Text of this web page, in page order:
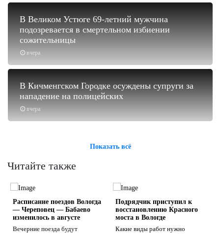
вчера
В Великом Устюге 69-летний мужчина
подозревается в смертельном избиении
сожительницы
вчера
В Кичменгском Городке осуждены супруги за
нападение на полицейских
Показать всё
Читайте также
Расписание поездов Вологда
— Череповец — Бабаево
изменилось в августе
Вечерние поезда будут
Подрядчик приступил к
восстановлению Красного
моста в Вологде
Какие виды работ нужно